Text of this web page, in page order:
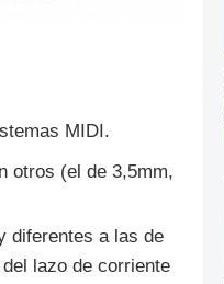
MIDI.
otros (el de 3,5mm,
diferentes a las de
lazo de corriente